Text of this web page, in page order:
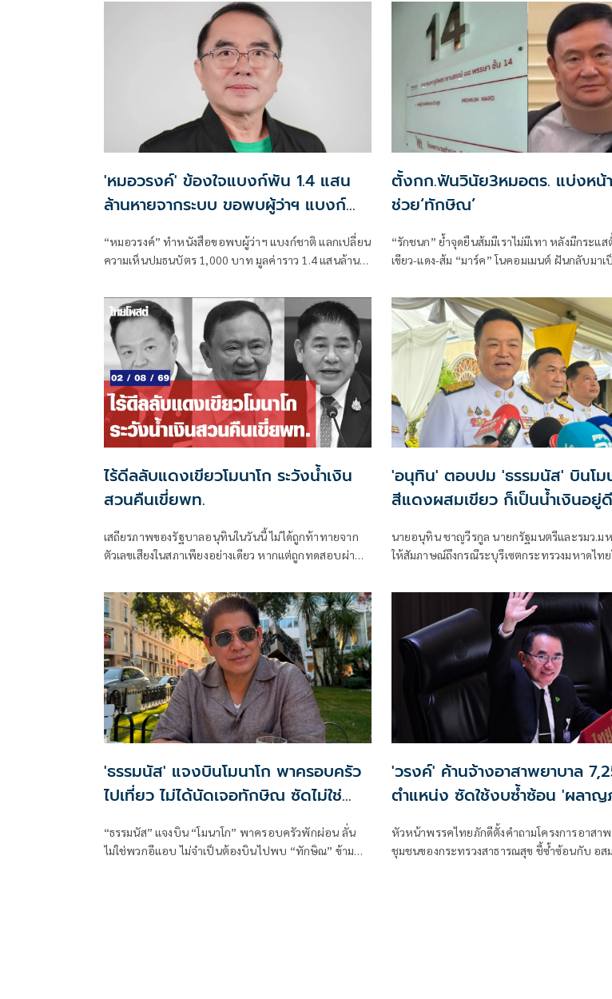
'หมอวรงค์' ข้องใจแบงก์พัน 1.4 แสน
ล้านหายจากระบบ ขอพบผู้ว่าฯ แบงก์
“หมอวรงค์” ทำหนังสือขอพบผู้ว่าฯ แบงก์ชาติ แลกเปลี่ยน
ความเห็นปมธนบัตร 1,000 บาท มูลค่าราว 1.4 แสนล้าน
การทุจริตคอร์รัปชันและธุรกิจทุนเทา พร้อมหาทางออก
ต่อปัญหาดังกล่าว
ตั้งกก.ฟันวินัย3หมอตร. แบ่งหน้
ช่วย‘ทักษิณ’
“รักชนก” ย้ำจุดยืนส้มมีเราไม่มีเทา หลังมีกระแส
เขียว-แดง-ส้ม “มาร์ค” โนคอมเมนต์ ฝันกลับมา
ไร้ดีลลับแดงเขียวโมนาโก ระวังน้ำเงิน
สวนคืนเขี่ยพท.
เสถียรภาพของรัฐบาลอนุทินในวันนี้ ไม่ได้ถูกท้าทายจาก
ตัวเลขเสียงในสภาเพียงอย่างเดียว หากแต่ถูกทดสอบผ่าน
แตกแยกภายในเครือข่ายอำนาจของพรรคภูมิใจไทย
'อนุทิน' ตอบปม 'ธรรมนัส' บินโม
สีแดงผสมเขียว ก็เป็นน้ำเงินอยู่ดี
นายอนุทิน ชาญวีรกูล นายกรัฐมนตรีและรมว.ม
ให้สัมภาษณ์ถึงกรณีระบุรีเซตกระทรวงมหาดไท
'ธรรมนัส' แจงบินโมนาโก พาครอบครัว
ไปเที่ยว ไม่ได้นัดเจอทักษิณ ซัดไม่ใช่
“ธรรมนัส” แจงบิน “โมนาโก” พาครอบครัวพักผ่อน ลั่น
ไม่ใช่พวกอีแอบ ไม่จำเป็นต้องบินไปพบ “ทักษิณ” ข้าม
'วรงค์' ค้านจ้างอาสาพยาบาล
ตำแหน่ง ซัดใช้งบซ้ำซ้อน 'ผลาญ
หัวหน้าพรรคไทยภักดีตั้งคำถามโครงการอาสา
ชุมชนของกระทรวงสาธารณสุข ชี้ซ้ำซ้อนกับ อสม